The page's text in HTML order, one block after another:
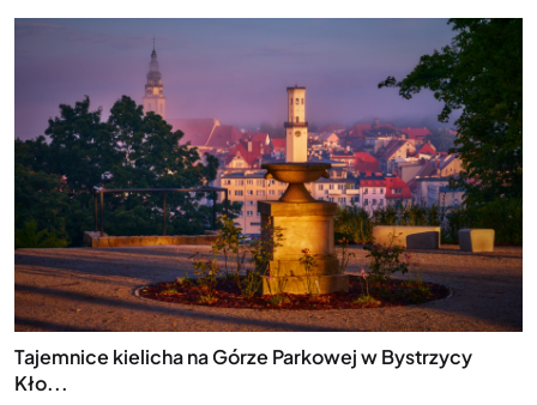
Tajemnice kielicha na Górze Parkowej w Bystrzycy
Kło...